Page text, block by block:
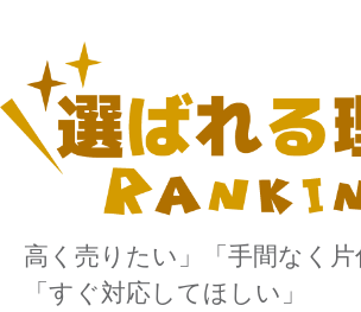
高く売りたい」「手間なく片
「すぐ対応してほしい」